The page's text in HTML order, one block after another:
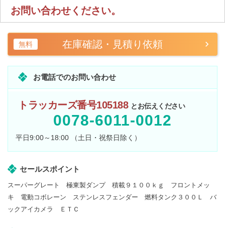
お問い合わせください。
無料 在庫確認・見積り依頼
お電話でのお問い合わせ
トラッカーズ番号105188 とお伝えください
0078-6011-0012
平日9:00～18:00 （土日・祝祭日除く）
セールスポイント
スーパーグレート 極東製ダンプ 積載９１００ｋｇ フロントメッ
キ 電動コボレーン ステンレスフェンダー 燃料タンク３００Ｌ バ
ックアイカメラ ＥＴＣ